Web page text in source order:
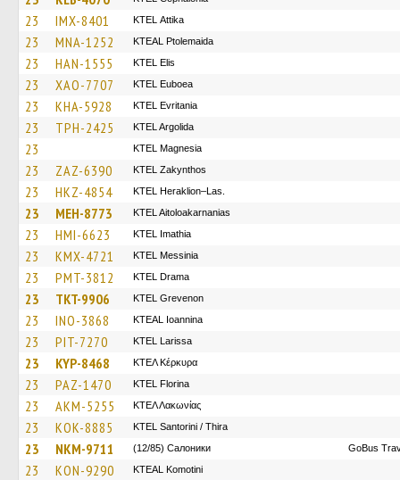
23 IMX-8401 KΤΕL Αttika
23 MNA-1252 KTEAL Ptolemaida
23 HAN-1555 KTEL Elis
23 XAO-7707 ΚΤΕL Euboea
23 KHA-5928 ΚΤΕL Evritania
23 TPH-2425 KTEL Argolida
23 ΚΤΕL Magnesia
23 ZAZ-6390 KTEL Zakynthos
23 HKZ-4854 KTEL Heraklion–Las.
23 MEH-8773 KTEL Aitoloakarnanias
23 HMI-6623 KTEL Imathia
23 KMX-4721 KTEL Messinia
23 PMT-3812 KTEL Drama
23 TKT-9906 ΚΤΕL Grevenon
23 INO-3868 KTEAL Ioannina
23 PIT-7270 KTEL Larissa
23 KYP-8468 ΚΤΕΛ Κέρκυρα
23 PAZ-1470 KTEL Florina
23 AKM-5255 ΚΤΕΛ Λακωνίας
23 KOK-8885 KTEL Santorini / Thira
23 NKM-9711 (12/85) Салоники GoBus
23 KON-9290 KTEAL Komotini